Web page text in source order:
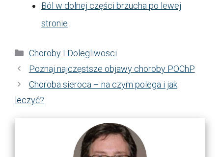
Ból w dolnej części brzucha po lewej
stronie
Kategorie
Choroby I Dolegliwosci
Poznaj najczęstsze objawy choroby POChP
Choroba sieroca – na czym polega i jak
leczyć?